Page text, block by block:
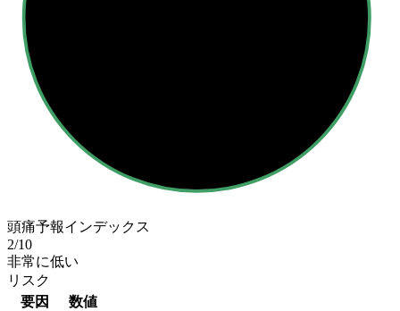
頭痛予報インデックス
2/10
非常に低い
リスク
要因
数値